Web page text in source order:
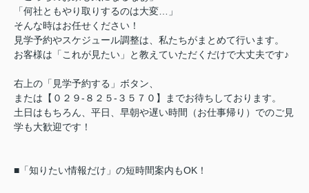
「何社ともやり取りするのは大変…」
そんな時はお任せください！
見学予約やスケジュール調整は、私たちがまとめて行います。
お客様は「これが見たい」と教えていただくだけで大丈夫です♪
右上の「見学予約する」ボタン、
または【０２９-８２５-３５７０】までお待ちしております。
土日はもちろん、平日、早朝や遅い時間（お仕事帰り）でのご見
学も大歓迎です！
■「知りたい情報だけ」の短時間案内もOK！